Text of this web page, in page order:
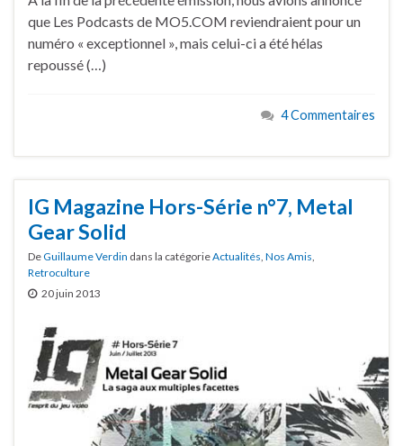
que Les Podcasts de MO5.COM reviendraient pour un
numéro « exceptionnel », mais celui-ci a été hélas
repoussé (…)
4 Commentaires
IG Magazine Hors-Série n°7, Metal
Gear Solid
DeGuillaume Verdin dans la catégorieActualités Nos Amis
Retroculture
20 juin 2013